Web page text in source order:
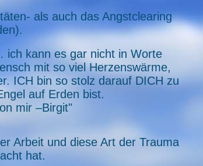
als auch das Angstclearing
ich kann es gar nicht in Worte
mit so viel Herzenswärme,
ICH bin so stolz darauf DICH zu
auf Erden bist.
mir –Birgit"
Arbeit und diese Art der Trauma
hat.